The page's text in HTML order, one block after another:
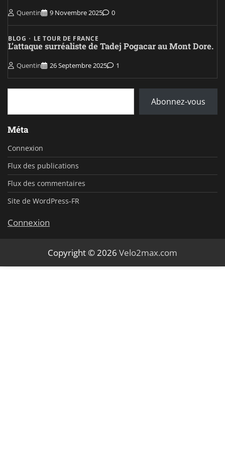
Quentin 9 Novembre 2025 0
BLOG LE TOUR DE FRANCE
L’attaque surréaliste de Tadej Pogacar au Mont Dore.
Quentin 26 Septembre 2025 1
Saisissez votre adresse e-mail…
Abonnez-vous
Méta
Connexion
Flux des publications
Flux des commentaires
Site de WordPress-FR
Connexion
Copyright © 2026 Velo2max.com